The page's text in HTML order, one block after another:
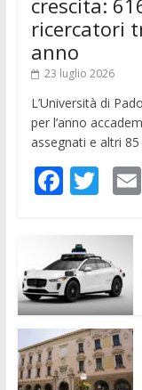
crescita:
ricercatori
anno
23 luglio 2026
L’Università di
per l’anno
assegnati e altri 85
F
e
b
o
o
k
T
itt
er